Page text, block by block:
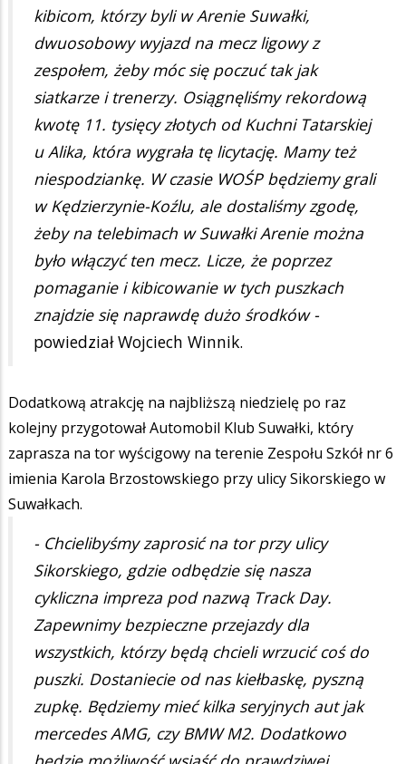
kibicom, którzy byli w Arenie Suwałki,
dwuosobowy wyjazd na mecz ligowy z
zespołem, żeby móc się poczuć tak jak
siatkarze i trenerzy. Osiągnęliśmy rekordową
kwotę 11. tysięcy złotych od Kuchni Tatarskiej
u Alika, która wygrała tę licytację. Mamy też
niespodziankę. W czasie WOŚP będziemy grali
w Kędzierzynie-Koźlu, ale dostaliśmy zgodę,
żeby na telebimach w Suwałki Arenie można
było włączyć ten mecz. Licze, że poprzez
pomaganie i kibicowanie w tych puszkach
znajdzie się naprawdę dużo środków -
powiedział Wojciech Winnik.
Dodatkową atrakcję na najbliższą niedzielę po raz
kolejny przygotował Automobil Klub Suwałki, który
zaprasza na tor wyścigowy na terenie Zespołu Szkół nr 6
imienia Karola Brzostowskiego przy ulicy Sikorskiego w
Suwałkach.
- Chcielibyśmy zaprosić na tor przy ulicy
Sikorskiego, gdzie odbędzie się nasza
cykliczna impreza pod nazwą Track Day.
Zapewnimy bezpieczne przejazdy dla
wszystkich, którzy będą chcieli wrzucić coś do
puszki. Dostaniecie od nas kiełbaskę, pyszną
zupkę. Będziemy mieć kilka seryjnych aut jak
mercedes AMG, czy BMW M2. Dodatkowo